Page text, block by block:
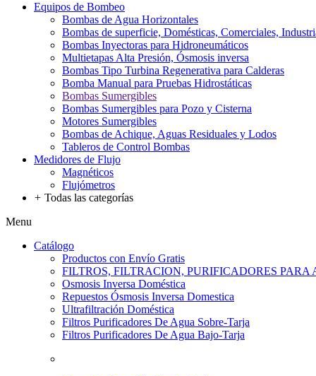
Equipos de Bombeo
Bombas de Agua Horizontales
Bombas de superficie, Domésticas, Comerciales,
Bombas Inyectoras para Hidroneumáticos
Multietapas Alta Presión, Ósmosis inversa
Bombas Tipo Turbina Regenerativa para Calderas
Bomba Manual para Pruebas Hidrostáticas
Bombas Sumergibles
Bombas Sumergibles para Pozo y Cisterna
Motores Sumergibles
Bombas de Achique, Aguas Residuales y Lodos
Tableros de Control Bombas
Medidores de Flujo
Magnéticos
Flujómetros
+ Todas las categorías
Menu
Catálogo
Productos con Envío Gratis
FILTROS, FILTRACION, PURIFICADORES PARA
Osmosis Inversa Doméstica
Repuestos Ósmosis Inversa Domestica
Ultrafiltración Doméstica
Filtros Purificadores De Agua Sobre-Tarja
Filtros Purificadores De Agua Bajo-Tarja